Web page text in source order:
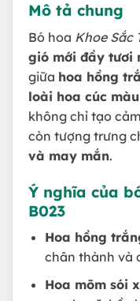
Mô tả chung
Bó hoa Khoe Sắc
gió mới đầy tươi
giữa hoa hồng
loài hoa cúc
không chỉ tạo
còn tượng trưng
và may mắn.
Ý nghĩa của
B023
Hoa hồng
chân thành và
Hoa mõm sói